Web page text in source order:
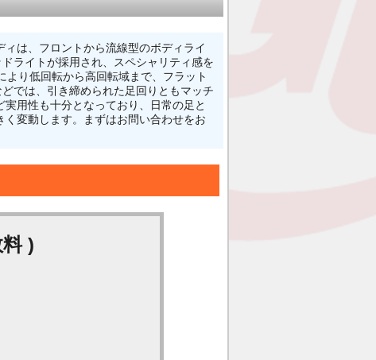
は、フロントから流線型のボディライ
ライトが採用され、スペシャリティ感を
り低回転から高回転域まで、フラット
では、引き締められた足回りともマッチ
用性も十分となっており、日常の足と
変動します。まずはお問い合わせをお
)